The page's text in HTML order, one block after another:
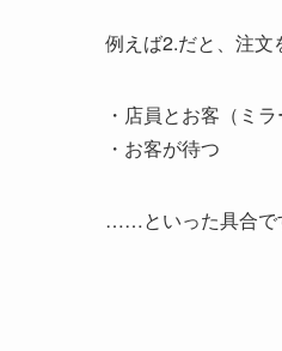
例えば2.だと、注文
・店員とお客（ミ
・お客が待つ
……といった具合で